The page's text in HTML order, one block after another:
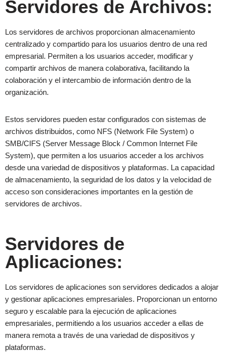
Servidores de Archivos:
Los servidores de archivos proporcionan almacenamiento
centralizado y compartido para los usuarios dentro de una red
empresarial. Permiten a los usuarios acceder, modificar y
compartir archivos de manera colaborativa, facilitando la
colaboración y el intercambio de información dentro de la
organización.
Estos servidores pueden estar configurados con sistemas de
archivos distribuidos, como NFS (Network File System) o
SMB/CIFS (Server Message Block / Common Internet File
System), que permiten a los usuarios acceder a los archivos
desde una variedad de dispositivos y plataformas. La capacidad
de almacenamiento, la seguridad de los datos y la velocidad de
acceso son consideraciones importantes en la gestión de
servidores de archivos.
Servidores de
Aplicaciones:
Los servidores de aplicaciones son servidores dedicados a alojar
y gestionar aplicaciones empresariales. Proporcionan un entorno
seguro y escalable para la ejecución de aplicaciones
empresariales, permitiendo a los usuarios acceder a ellas de
manera remota a través de una variedad de dispositivos y
plataformas.